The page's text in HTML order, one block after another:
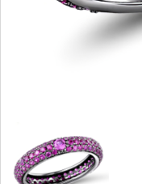
Pristatymas